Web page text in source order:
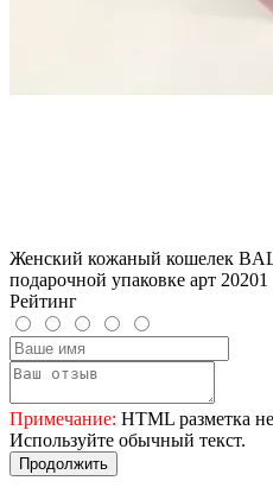
Женский кожаный кошелек
подарочной упаковке арт 20201
Рейтинг
Примечание: HTML разметка
Используйте обычный текст.
Продолжить